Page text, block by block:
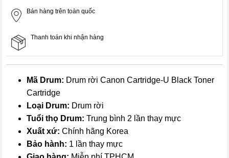
Bán hàng trên toàn quốc
Thanh toán khi nhận hàng
Mã Drum: Drum rời Canon Cartridge-U Black Toner
Cartridge
Loại Drum: Drum rời
Tuổi thọ Drum: Trung bình 2 lần thay mực
Xuất xứ: Chính hãng Korea
Bảo hành: 1 lần thay mực